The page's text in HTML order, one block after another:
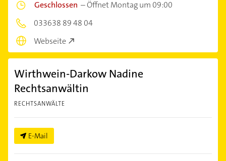
Geschlossen –Öffnet Montag um 09:00
033638 89 48 04
Webseite
Wirthwein-Darkow Nadine
Rechtsanwältin
RECHTSANWÄLTE
E-Mail